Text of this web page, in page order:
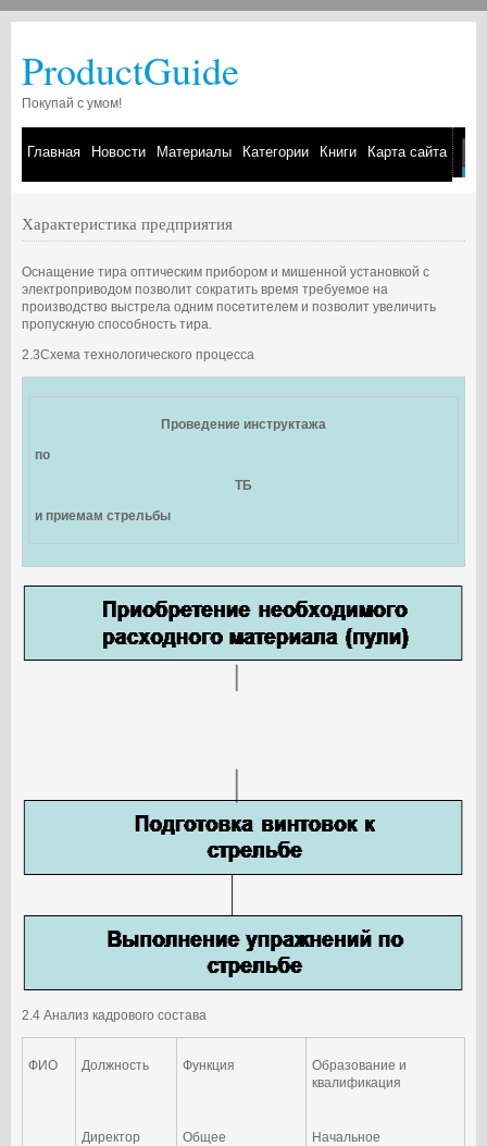
ProductGuide
Покупай с умом!
Главная Новости Материалы Категории Книги Карта сайта
Характеристика предприятия
Оснащение тира оптическим прибором и мишенной установкой с
электроприводом позволит сократить время требуемое на
производство выстрела одним посетителем и позволит увеличить
пропускную способность тира.
2.3Схема технологического процесса
Проведение инструктажа
по
ТБ
и приемам стрельбы
2.4 Анализ кадрового состава
ФИО Должность Функция
Образование и
квалификация
Директор
Общее
Начальное